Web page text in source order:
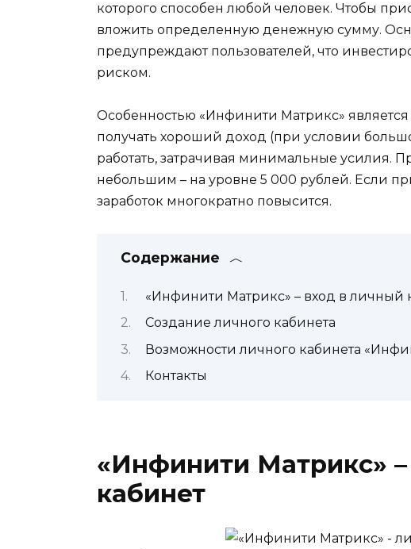
которого способен любой человек. Чтобы
вложить определенную денежную сумму.
предупреждают пользователей, что
риском.
Особенностью «Инфинити Матрикс»
получать хороший доход (при условии
работать, затрачивая минимальные усилия.
небольшим – на уровне 5 000 рублей. Если
заработок многократно повысится.
Содержание
«Инфинити Матрикс» – вход в личный
Создание личного кабинета
Возможности личного кабинета
Контакты
«Инфинити Матрикс»
кабинет